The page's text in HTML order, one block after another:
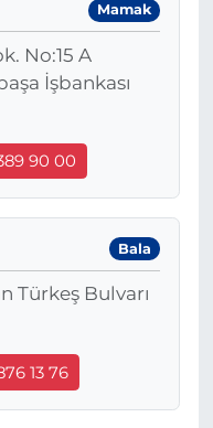
Mamak
No:15 A
İşbankası
90 00
Bala
Türkeş Bulvarı
13 76